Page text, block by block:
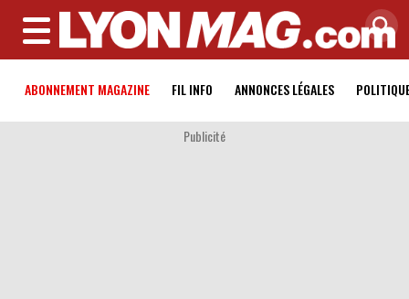
MENU
ABONNEMENT MAGAZINE FIL INFO ANNONCES LÉGALES
Publicité